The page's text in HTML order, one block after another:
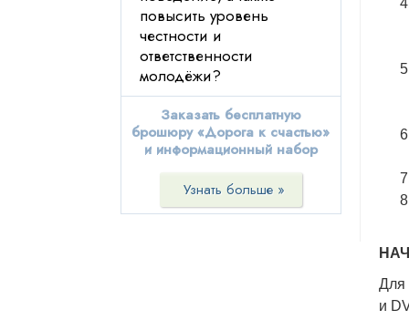
Для
и
повысить уровень
честности и
ответственности
молодёжи?
Заказать бесплатную
брошюру «Дорога к счастью»
и информационный набор
Узнать больше »